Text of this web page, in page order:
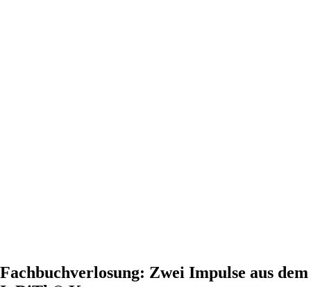
Fachbuchverlosung: Zwei Impulse aus dem